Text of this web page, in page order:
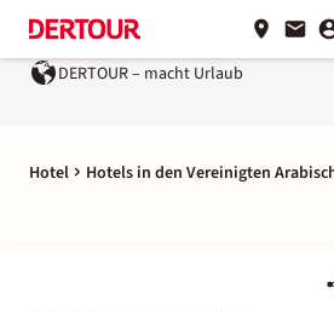
DERTOUR – macht Urlaub
Hotel Hotels in den Vereinigten